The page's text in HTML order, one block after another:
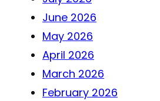
June 2026
May 2026
April 2026
March 2026
February 2026